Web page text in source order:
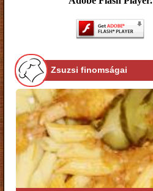
Zsuzsi finomságai